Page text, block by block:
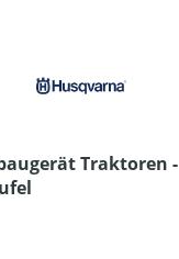
Traktoren -